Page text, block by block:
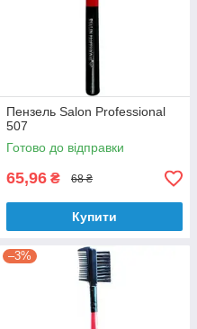
Пензель Salon Professional
507
Готово до відправки
65,96 ₴ 68 ₴
Купити
–3%